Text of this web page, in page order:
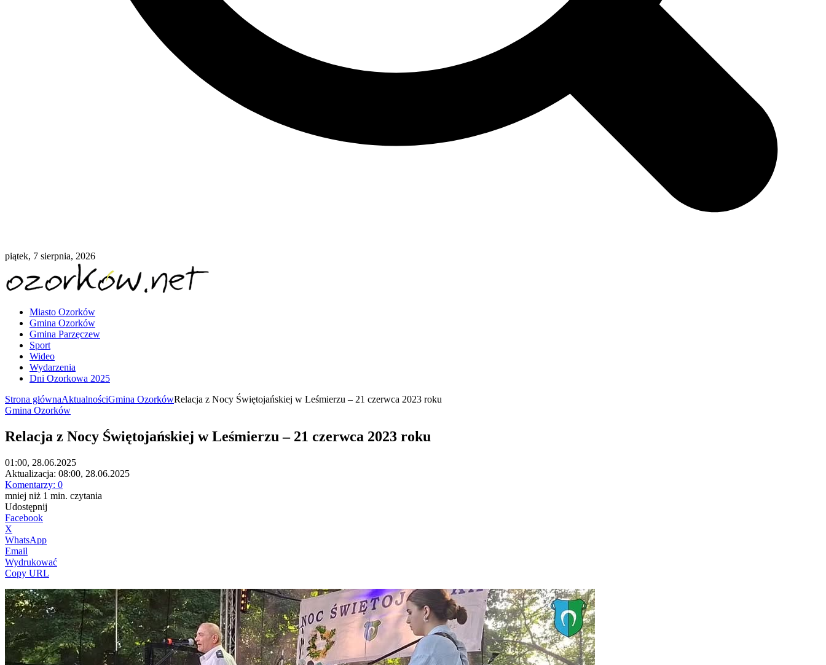
piątek, 7 sierpnia, 2026
Miasto Ozorków
Gmina Ozorków
Gmina Parzęczew
Sport
Wideo
Wydarzenia
Dni Ozorkowa 2025
Strona głównaAktualnościGmina OzorkówRelacja z Nocy Świętojańskiej w Leśmierzu – 21 czerwca 2023 roku
Gmina Ozorków
Relacja z Nocy Świętojańskiej w Leśmierzu – 21 czerwca 2023 roku
01:00, 28.06.2025
Aktualizacja: 08:00, 28.06.2025
Komentarzy: 0
mniej niż 1 min. czytania
Udostępnij
Facebook
X
WhatsApp
Email
Wydrukować
Copy URL